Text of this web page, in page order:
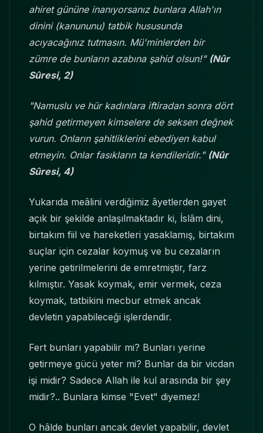
ahiret gününe inanıyorsanız bunlara Allah'ın
dinini (kanununu) tatbik hususunda
acıyacağınız tutmasın. Mü'minlerden bir
zümre de bunların azabına şahid olsun!" (Nûr
Sûresi, 2)
"Namuslu ve hür kadınlara iftiradan sonra dört
şahid getirmeyen kimselere de seksen değnek
vurun. Onların şahitliklerini ebediyen kabul
etmeyin. Onlar fasıkların ta kendileridir." (Nûr
Sûresi, 4)
Yukarıda meâlini verdiğimiz âyetlerden gayet
açık bir şekilde anlaşılmaktadır ki, İslâm dini,
birtakım fiil ve hareketleri yasaklamış, birtakım
suçlar için cezalar koymuş ve bu cezaların
yerine getirilmelerini de emretmiştir, farz
kılmıştır. Yasak koymak, emir vermek, ceza
koymak, tatbikini mecbur etmek ancak
devletin yapabileceği işlerdendir.
Fert bunları yapabilir mi? Bunları yerine
getirmeye gücü yeter mi? Bunlar da bir vicdan
işi midir? Sadece Allah ile kul arasında bir şey
midir?.. Bunlara kimse "Evet" diyemez!
O hâlde bunları ancak devlet yapabilir, devlet